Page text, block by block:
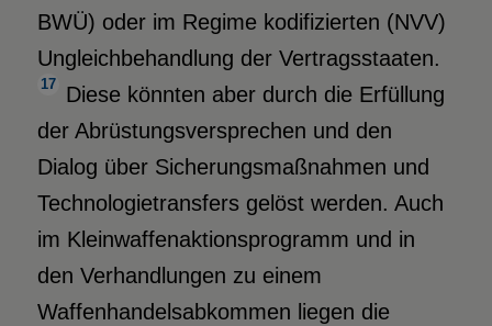
BWÜ) oder im Regime kodifizierten (NVV)
Ungleichbehandlung der Vertragsstaaten.
17
Diese könnten aber durch die Erfüllung
der Abrüstungsversprechen und den
Dialog über Sicherungsmaßnahmen und
Technologietransfers gelöst werden. Auch
im Kleinwaffenaktionsprogramm und in
den Verhandlungen zu einem
Waffenhandelsabkommen liegen die